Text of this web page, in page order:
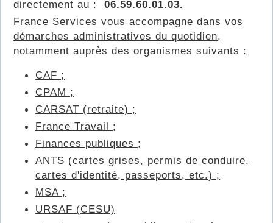
directement au : 06.59.60.01.03.
France Services vous accompagne dans vos
démarches administratives du quotidien,
notamment auprès des organismes suivants :
CAF ;
CPAM ;
CARSAT (retraite) ;
France Travail ;
Finances publiques ;
ANTS (cartes grises, permis de conduire,
cartes d'identité, passeports, etc.) ;
MSA ;
URSAF (CESU)